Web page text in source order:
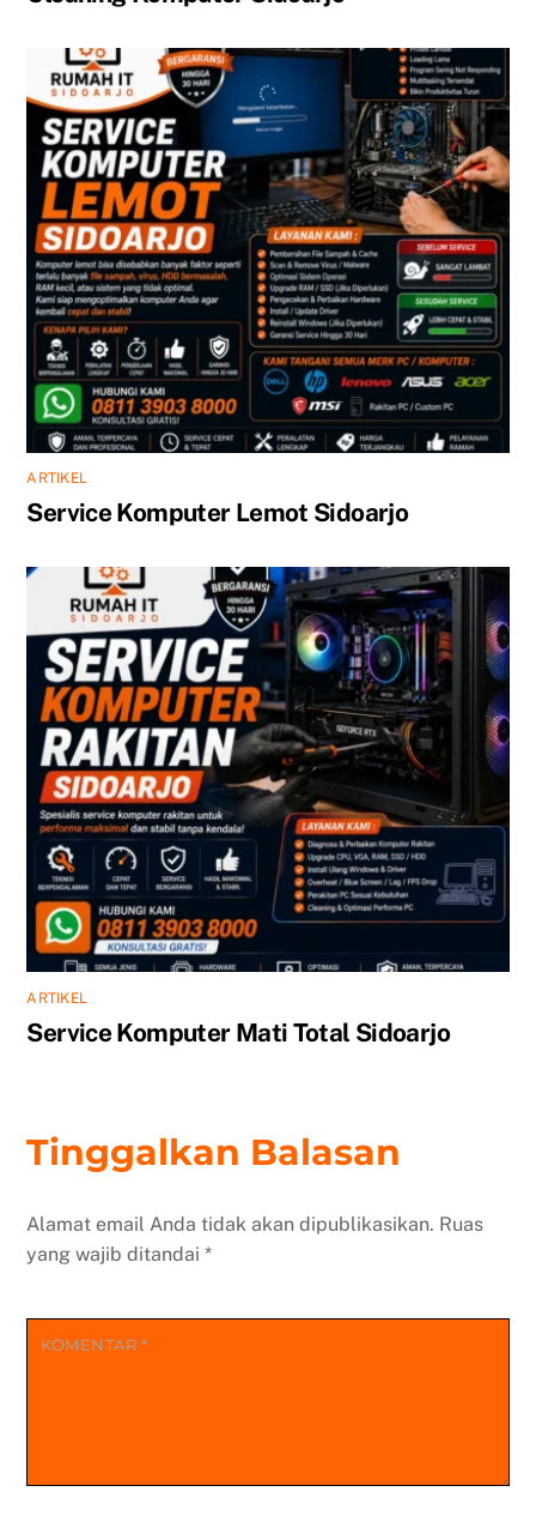
ARTIKEL
Service Komputer Lemot Sidoarjo
ARTIKEL
Service Komputer Mati Total Sidoarjo
Tinggalkan Balasan
Alamat email Anda tidak akan dipublikasikan. Ruas
yang wajib ditandai*
KOMENTAR*